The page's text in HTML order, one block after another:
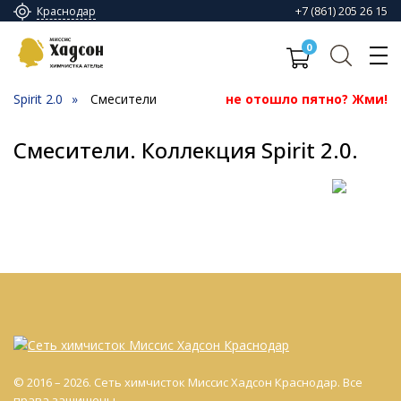
+7 (861) 205 26 15
Краснодар
0
не отошло пятно? Жми!
Spirit 2.0 Смесители
Смесители. Коллекция Spirit 2.0.
© 2016 – 2026. Сеть химчисток Миссис Хадсон Краснодар. Все